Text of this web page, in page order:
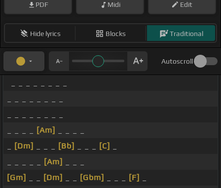
PDF Midi Edit
Hide lyrics Blocks Traditional
Autoscroll
[Am]
[Dm] [Bb] [C]
[Am]
[Gm]
[Dm] [Gbm] [F]